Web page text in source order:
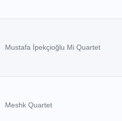
Mustafa İpekçioğlu Mi Quartet
Meshk Quartet